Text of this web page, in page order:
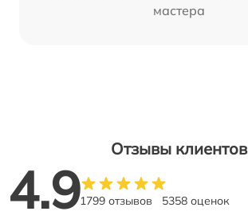
мастера
Отзывы клиентов
4.91799 отзывов 5358 оценок